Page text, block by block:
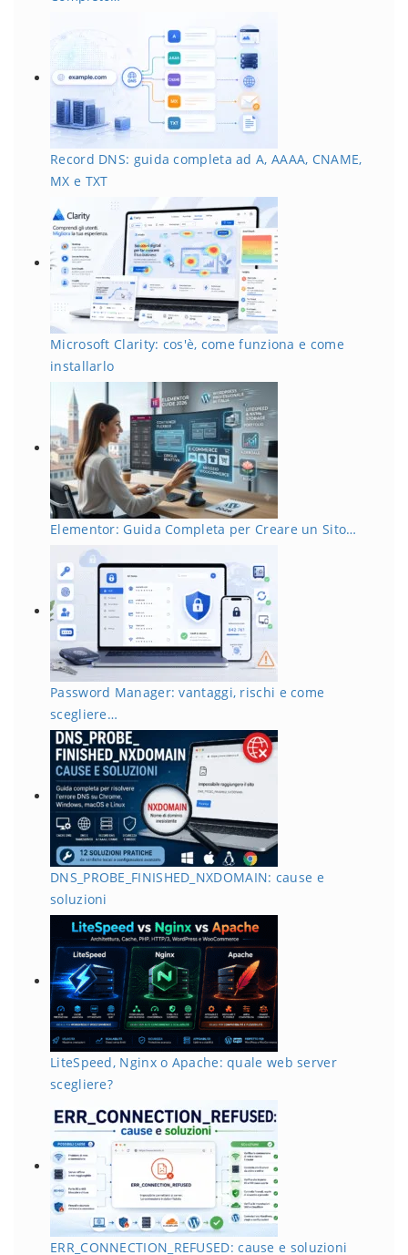
Record DNS: guida completa ad A, AAAA, CNAME,
MX e TXT
Microsoft Clarity: cos'è, come funziona e come
installarlo
Elementor: Guida Completa per Creare un Sito…
Password Manager: vantaggi, rischi e come
scegliere…
DNS_PROBE_FINISHED_NXDOMAIN: cause e
soluzioni
LiteSpeed, Nginx o Apache: quale web server
scegliere?
ERR_CONNECTION_REFUSED: cause e soluzioni